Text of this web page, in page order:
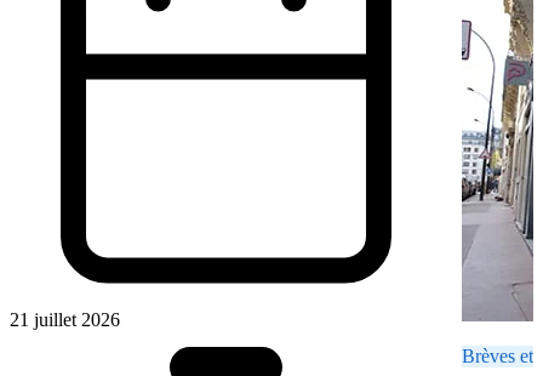
21 juillet 2026
Brèves et